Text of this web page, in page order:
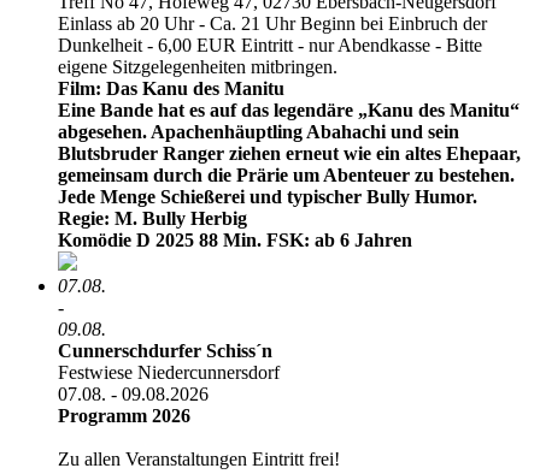
Einlass ab 20 Uhr - Ca. 21 Uhr Beginn bei Einbruch der
Dunkelheit - 6,00 EUR Eintritt - nur Abendkasse - Bitte
eigene Sitzgelegenheiten mitbringen.
Film: Das Kanu des Manitu
Eine Bande hat es auf das legendäre „Kanu des Manitu“
abgesehen. Apachenhäuptling Abahachi und sein
Blutsbruder Ranger ziehen erneut wie ein altes Ehepaar,
gemeinsam durch die Prärie um Abenteuer zu bestehen.
Jede Menge Schießerei und typischer Bully Humor.
Regie: M. Bully Herbig
Komödie D 2025 88 Min. FSK: ab 6 Jahren
07.08.
-
09.08.
Cunnerschdurfer Schiss´n
Festwiese Niedercunnersdorf
07.08. - 09.08.2026
Programm 2026
Zu allen Veranstaltungen Eintritt frei!